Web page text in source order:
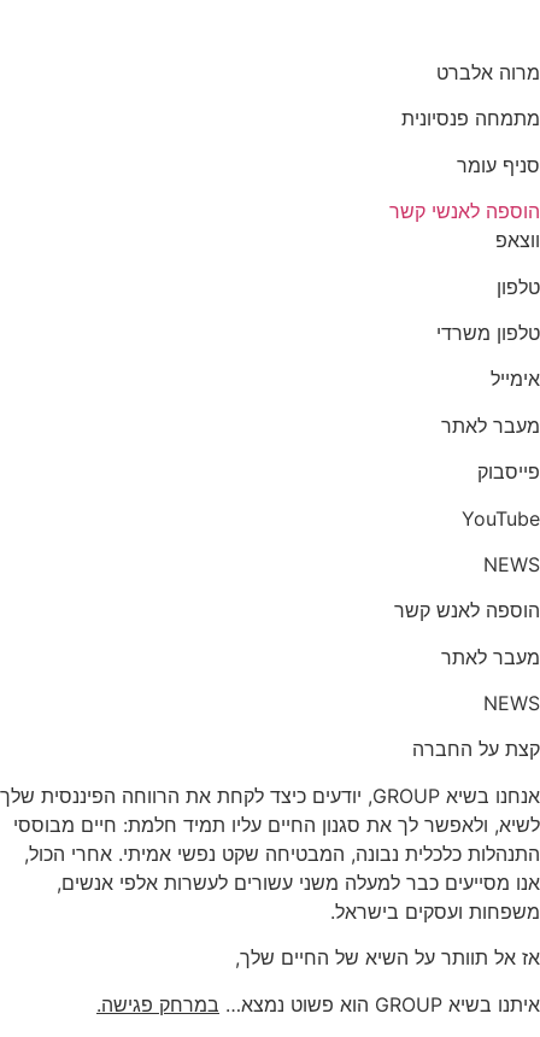
מרוה אלברט
מתמחה פנסיונית
סניף עומר
הוספה לאנשי קשר
ווצאפ
טלפון
טלפון משרדי
אימייל
מעבר לאתר
פייסבוק
YouTube
NEWS
הוספה לאנש קשר
מעבר לאתר
NEWS
קצת על החברה
אנחנו בשיא GROUP, יודעים כיצד לקחת את הרווחה הפיננסית שלך
לשיא, ולאפשר לך את סגנון החיים עליו תמיד חלמת: חיים מבוססי
התנהלות כלכלית נבונה, המבטיחה שקט נפשי אמיתי. אחרי הכול,
אנו מסייעים כבר למעלה משני עשורים לעשרות אלפי אנשים,
משפחות ועסקים בישראל.
אז אל תוותר על השיא של החיים שלך,
איתנו בשיא GROUP הוא פשוט נמצא…
במרחק פגישה.